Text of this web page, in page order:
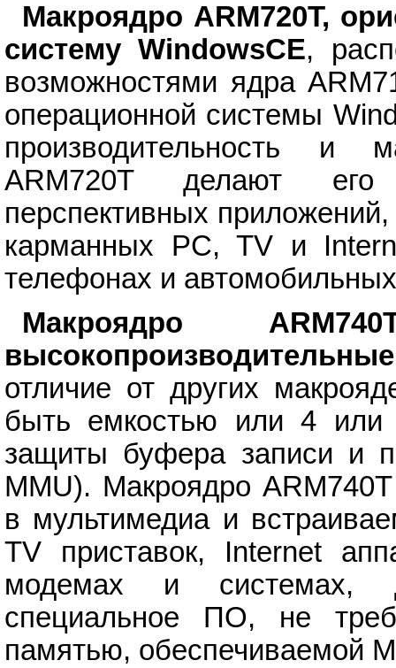
Макроядро ARM720T,
систему WindowsCE,
возможностями ядра
операционной системы
производительность и
ARM720T делают
перспективных
карманных PC, TV и
телефонах и
Макроядро
отличие от других
быть емкостью или 4
защиты буфера записи и
MMU). Макроядро
в мультимедиа и
TV приставок, Internet
модемах и системах,
специальное ПО, не
памятью, обеспечиваемой